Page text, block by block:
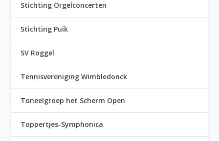
Stichting Orgelconcerten
Stichting Puik
SV Roggel
Tennisvereniging Wimbledonck
Toneelgroep het Scherm Open
Toppertjes-Symphonica